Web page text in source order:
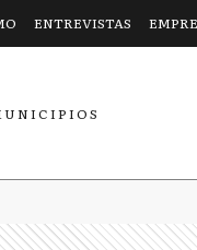
ENTREVISTAS